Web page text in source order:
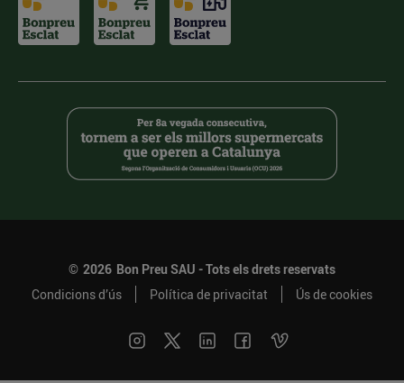
© 2026 Bon Preu SAU - Tots els drets reservats
Condicions d’ús
Política de privacitat Ús de cookies